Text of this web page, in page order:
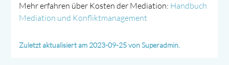
Mehr erfahren über Kosten der Mediation: Handbuch
Mediation und Konfliktmanagement
Zuletzt aktualisiert am 2023-09-25 von Superadmin.